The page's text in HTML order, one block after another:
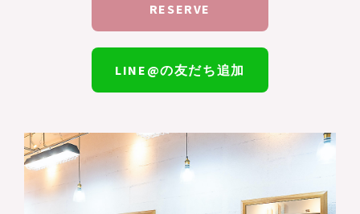
RESERVE
LINE@の友だち追加